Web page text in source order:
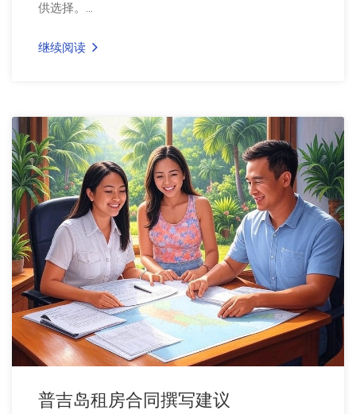
供选择。...
继续阅读
普吉岛租房合同撰写建议